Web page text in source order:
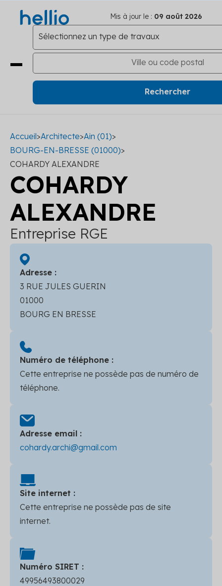
Mis à jour le : 09 août 2026
Accueil>Architecte>Ain (01)>
BOURG-EN-BRESSE (01000)>
COHARDY ALEXANDRE
COHARDY
ALEXANDRE
Entreprise RGE
Adresse :
3 RUE JULES GUERIN
01000
BOURG EN BRESSE
Numéro de téléphone :
Cette entreprise ne possède pas de numéro de
téléphone.
Adresse email :
cohardy.archi@gmail.com
Site internet :
Cette entreprise ne possède pas de site
internet.
Numéro SIRET :
49956493800029